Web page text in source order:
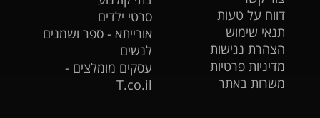
דווח על טעות
תנאי שימוש
הצהרת נגישות
מדיניות פרטיות
משרות באתר
סרטי ילדים
אורייתא - ספר ושמנים
לנשים
עסקים מומלצים -
T.co.il